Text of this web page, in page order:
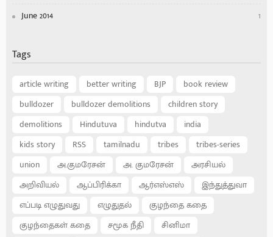
June 2014
1
Tags
article writing better writing BJP
book review
bulldozer
bulldozer demolitions
children story
demolitions
Hindutuva hindutva
india
kids story
RSS tamilnadu tribes
tribes-series
union
அ.குமரேசன் அ. குமரேசன்
அரசியல்
அறிவியல்
ஆப்பிரிக்கா ஆர்எஸ்எஸ்
இந்துத்துவா
எப்படி எழுதுவது
எழுதுதல்
குழந்தை கதை
குழந்தைகள் கதை
சமூக நீதி
சினிமா